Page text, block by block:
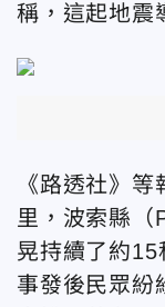
稱，這起地震
《路透社》
里，波索縣（
晃持續了約15
事發後民眾紛